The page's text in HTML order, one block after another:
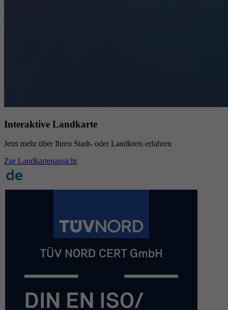
Interaktive Landkarte
Jetzt mehr über Ihren Stadt- oder Landkreis erfahren
Zur Landkartenansicht